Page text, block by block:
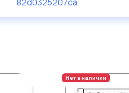
Нет в наличии